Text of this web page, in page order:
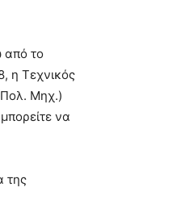
από το
η Τεχνικός
Μηχ.)
να
της